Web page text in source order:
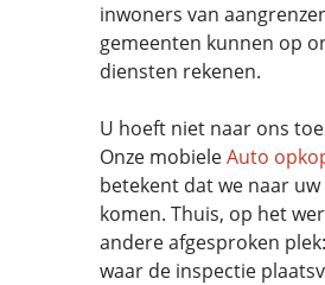
inwoners van
gemeenten kunnen op
diensten rekenen.
U hoeft niet naar ons
Onze mobieleAuto
betekent dat we naar
komen. Thuis, op het
andere afgesproken
waar de inspectie